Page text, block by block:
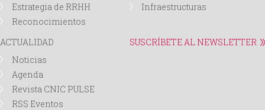
a
Estrategia de RRHH
Reconocimientos
Infraestructuras
ACTUALIDAD
Noticias
Agenda
Revista CNIC PULSE
RSS Eventos
SUSCRÍBETE AL NEWSLETTER